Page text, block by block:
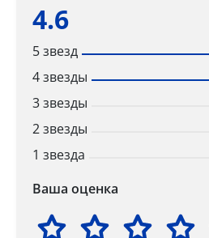
4.6
5 звезд
4 звезды
3 звезды
2 звезды
1 звезда
Ваша оценка